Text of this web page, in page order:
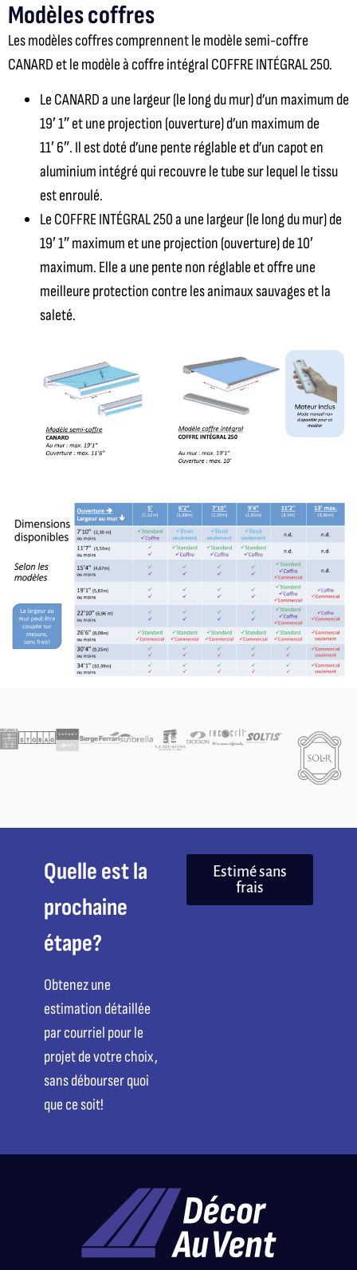
Modèles coffres
Les modèles coffres comprennent le modèle semi-coffre
CANARD et le modèle à coffre intégral COFFRE INTÉGRAL 250.
Le CANARD a une largeur (le long du mur) d’un maximum de
19′ 1″ et une projection (ouverture) d’un maximum de
11′ 6″. Il est doté d’une pente réglable et d’un capot en
aluminium intégré qui recouvre le tube sur lequel le tissu
est enroulé.
Le COFFRE INTÉGRAL 250 a une largeur (le long du mur) de
19′ 1″ maximum et une projection (ouverture) de 10′
maximum. Elle a une pente non réglable et offre une
meilleure protection contre les animaux sauvages et la
saleté.
Quelle est la
prochaine
étape?
Obtenez une
estimation détaillée
par courriel pour le
projet de votre choix,
sans débourser quoi
que ce soit!
Estimé sans
frais